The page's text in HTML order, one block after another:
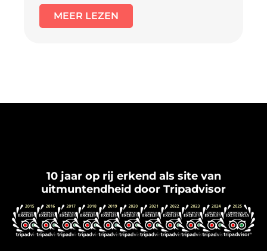
MEER LEZEN
10 jaar op rij erkend als site van
uitmuntendheid door Tripadvisor